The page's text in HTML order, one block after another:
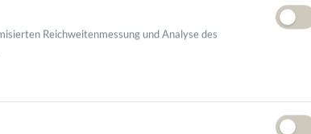
Reichweitenmessung und Analyse des